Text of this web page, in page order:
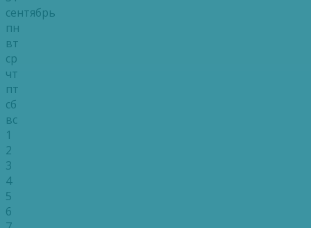
сентябрь
пн
вт
ср
чт
пт
сб
вс
1
2
3
4
5
6